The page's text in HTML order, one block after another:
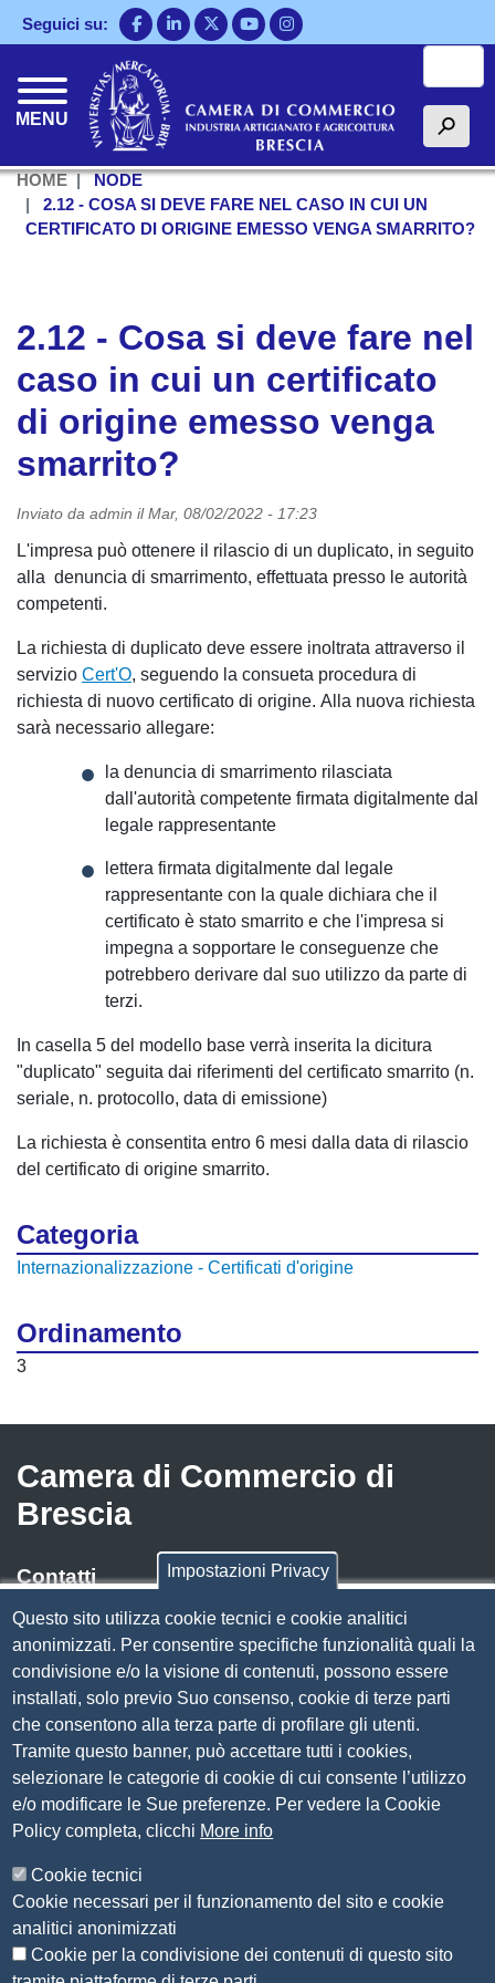
Salta
al
Seguici su:
MENU h
HOME
NODE
2.12 - COSA SI DEVE FARE NEL CASO IN CUI UN
CERTIFICATO DI ORIGINE EMESSO VENGA SMARRITO?
2.12 - Cosa si deve fare nel
caso in cui un certificato
di origine emesso venga
smarrito?
Inviato da admin ilMar, 08/02/2022 - 17:23
L'impresa può ottenere il rilascio di un duplicato, in seguito
alla denuncia di smarrimento, effettuata presso le autorità
competenti.
La richiesta di duplicato deve essere inoltrata attraverso il
servizio Cert'O, seguendo la consueta procedura di
richiesta di nuovo certificato di origine. Alla nuova richiesta
sarà necessario allegare:
la denuncia di smarrimento rilasciata
dall'autorità competente firmata digitalmente dal
legale rappresentante
lettera firmata digitalmente dal legale
rappresentante con la quale dichiara che il
certificato è stato smarrito e che l'impresa si
impegna a sopportare le conseguenze che
potrebbero derivare dal suo utilizzo da parte di
terzi.
In casella 5 del modello base verrà inserita la dicitura
"duplicato" seguita dai riferimenti del certificato smarrito (n.
seriale, n. protocollo, data di emissione)
La richiesta è consentita entro 6 mesi dalla data di rilascio
del certificato di origine smarrito.
Categoria
Internazionalizzazione - Certificati d'origine
Ordinamento
3
Camera di Commercio di
Brescia
Contatti
Via Luigi Einaudi, 23, 25121 Brescia BS
Tel. 030 37251
PECcamera.brescia@bs.legalmail.camcom.it
P.IVA 00859790172
C.F. 80013870177
Contatti
Amministrazione Trasparente
Organizzazione
Bandi di concorso
Bandi di gara e contratti
Provvedimenti
Attività e procedimenti
Impostazioni Privacy
Questo sito utilizza cookie tecnici e cookie analitici
anonimizzati. Per consentire specifiche funzionalità quali la
condivisione e/o la visione di contenuti, possono essere
installati, solo previo Suo consenso, cookie di terze parti
che consentono alla terza parte di profilare gli utenti.
Tramite questo banner, può accettare tutti i cookies,
selezionare le categorie di cookie di cui consente l’utilizzo
e/o modificare le Sue preferenze. Per vedere la Cookie
Policy completa, clicchi More info
Cookie tecnici
Cookie necessari per il funzionamento del sito e cookie
analitici anonimizzati
Cookie per la condivisione dei contenuti di questo sito